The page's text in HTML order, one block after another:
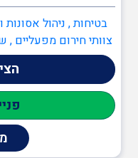
ממונה
ממונה
ממונה
בטיחות , ניהול
צוותי חירום מפעליים ,
ראשונה , יועץ
בגובה , ממונה